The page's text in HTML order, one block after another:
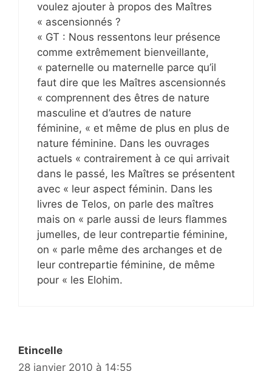
voulez ajouter à propos des Maîtres
« ascensionnés ?
« GT : Nous ressentons leur présence
comme extrêmement bienveillante,
« paternelle ou maternelle parce qu’il
faut dire que les Maîtres ascensionnés
« comprennent des êtres de nature
masculine et d’autres de nature
féminine, « et même de plus en plus de
nature féminine. Dans les ouvrages
actuels « contrairement à ce qui arrivait
dans le passé, les Maîtres se présentent
avec « leur aspect féminin. Dans les
livres de Telos, on parle des maîtres
mais on « parle aussi de leurs flammes
jumelles, de leur contrepartie féminine,
on « parle même des archanges et de
leur contrepartie féminine, de même
pour « les Elohim.
Etincelle
28 janvier 2010 à 14:55